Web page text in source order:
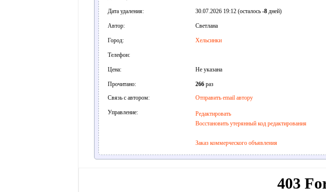
Дата удаления: 30.07.2026 19:12 (осталось -8дней)
Автор: Светлана
Город: Хельсинки
Телефон:
Цена: Не указана
Прочитано: 266раз
Связь с автором:
Отправить email автору
Управление:
Редактировать
Восстановить утерянный код редактирования
Заказ коммерческого объявления